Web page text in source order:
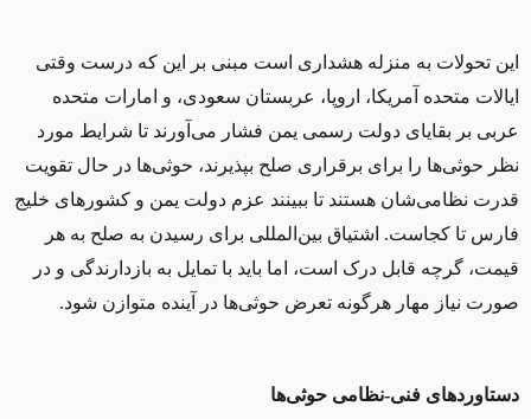
این تحولات به منزله هشداری است مبنی بر این که درست وقتی
ایالات متحده آمریکا، اروپا، عربستان سعودی، و امارات متحده
عربی بر بقایای دولت رسمی يمن فشار می‌آورند تا شرایط مورد
نظر حوثی‌ها را برای برقراری صلح بپذيرند، حوثی‌ها در حال تقویت
قدرت نظامی‌شان ‌ هستند تا ببينند عزم دولت یمن و کشورهای خلیج‌
فارس‌ تا‌ كجاست. اشتیاق بین‌المللی برای رسیدن به صلح به هر
قیمت، گرچه قابل درک است، اما باید با تمایل به بازدارندگی و در
صورت نیاز مهار هرگونه تعرض حوثی‌ها در آینده متوازن شود.
دستاوردهای فنی‌-نظامی حوثی‌ها